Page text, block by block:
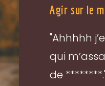
Agir sur le
"Ahhhhh
qui
de